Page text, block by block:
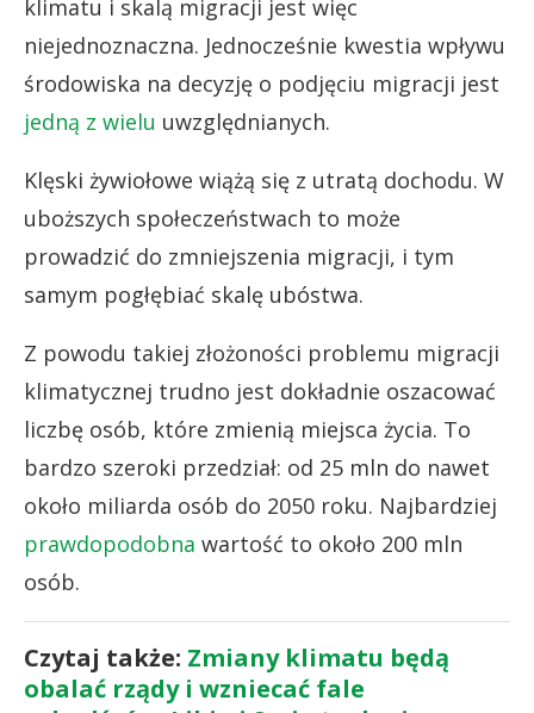
klimatu i skalą migracji jest więc
niejednoznaczna. Jednocześnie kwestia wpływu
środowiska na decyzję o podjęciu migracji jest
jedną z wielu uwzględnianych.
Klęski żywiołowe wiążą się z utratą dochodu. W
uboższych społeczeństwach to może
prowadzić do zmniejszenia migracji, i tym
samym pogłębiać skalę ubóstwa.
Z powodu takiej złożoności problemu migracji
klimatycznej trudno jest dokładnie oszacować
liczbę osób, które zmienią miejsca życia. To
bardzo szeroki przedział: od 25 mln do nawet
około miliarda osób do 2050 roku. Najbardziej
prawdopodobna wartość to około 200 mln
osób.
Czytaj także: Zmiany klimatu będą
obalać rządy i wzniecać fale